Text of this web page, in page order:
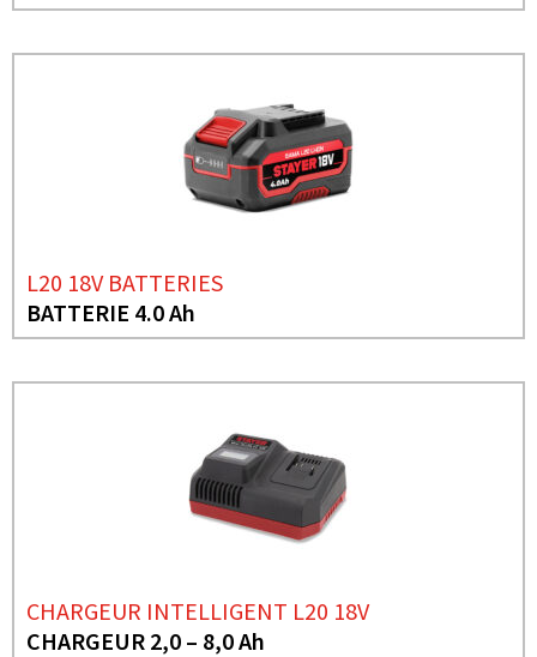
L20 18V BATTERIES
BATTERIE 4.0 Ah
CHARGEUR INTELLIGENT L20 18V
CHARGEUR 2,0 – 8,0 Ah